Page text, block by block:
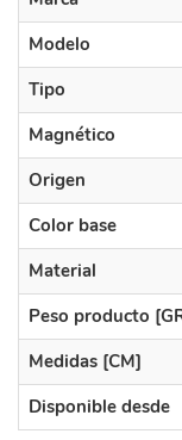
Modelo
Tipo
Magnético
Origen
Color base
Material
Peso producto
Medidas [CM]
Disponible desde